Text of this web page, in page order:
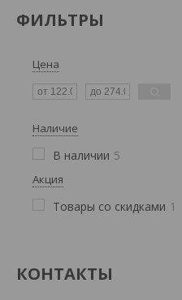
ФИЛЬТРЫ
Цена
Наличие
В наличии 5
Акция
Товары со скидками 1
КОНТАКТЫ